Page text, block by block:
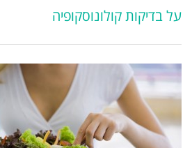
על בדיקות קולונוסקופיה